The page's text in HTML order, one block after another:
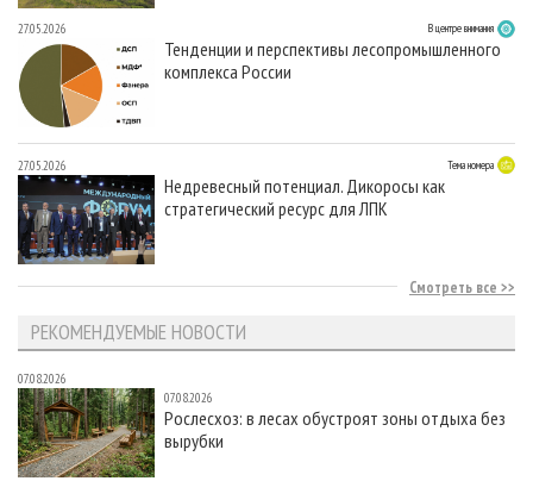
27.05.2026 В центре внимания
Тенденции и перспективы лесопромышленного
комплекса России
27.05.2026 Тема номера
Недревесный потенциал. Дикоросы как
стратегический ресурс для ЛПК
Смотреть все
РЕКОМЕНДУЕМЫЕ НОВОСТИ
07.08.2026
07.08.2026
Рослесхоз: в лесах обустроят зоны отдыха без
вырубки